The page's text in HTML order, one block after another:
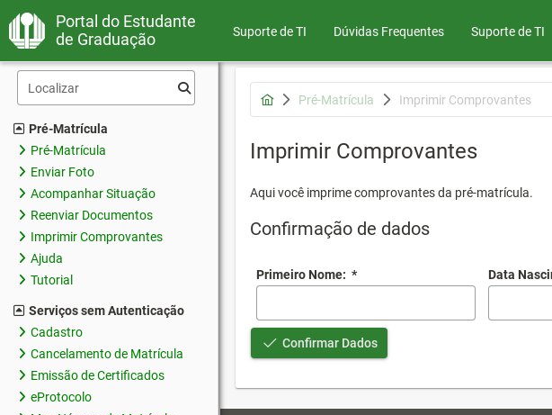
Portal do Estudante
de Graduação
Suporte de TI Dúvidas Frequentes Suporte de TI
Pré-Matrícula
Pré-Matrícula
Enviar Foto
Acompanhar Situação
Reenviar Documentos
Imprimir Comprovantes
Ajuda
Tutorial
Serviços sem Autenticação
Cadastro
Cancelamento de Matrícula
Emissão de Certificados
eProtocolo
Pré-Matrícula Imprimir Comprovantes
Imprimir Comprovantes
Aqui você imprime comprovantes da pré-matrícula.
Confirmação de dados
Primeiro Nome: * Data
Confirmar Dados